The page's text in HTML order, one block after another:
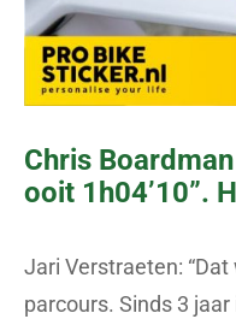
Chris
ooit 1h04’10”.
Jari Verstraeten:
parcours. Sinds 3